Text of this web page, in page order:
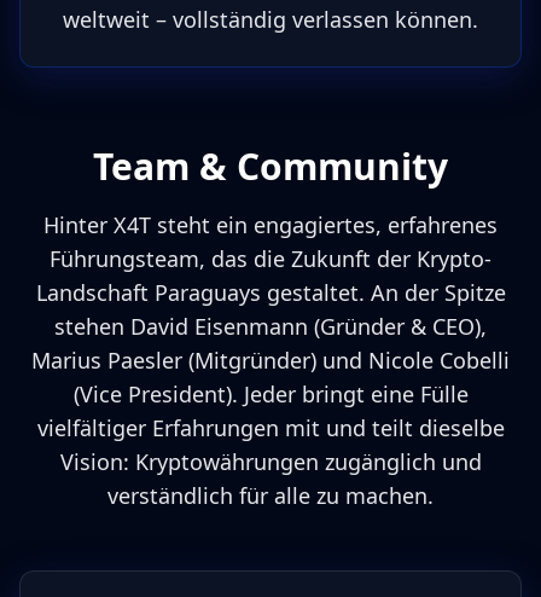
weltweit – vollständig verlassen können.
Team & Community
Hinter X4T steht ein engagiertes, erfahrenes
Führungsteam, das die Zukunft der Krypto-
Landschaft Paraguays gestaltet. An der Spitze
stehen David Eisenmann (Gründer & CEO),
Marius Paesler (Mitgründer) und Nicole Cobelli
(Vice President). Jeder bringt eine Fülle
vielfältiger Erfahrungen mit und teilt dieselbe
Vision: Kryptowährungen zugänglich und
verständlich für alle zu machen.